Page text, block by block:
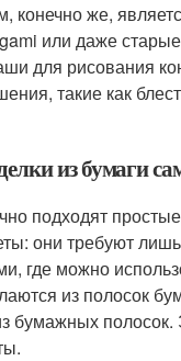
же,
или даже
для рисования
такие как
из бумаги
подходят
они требуют
где можно
из полосок
бумажных